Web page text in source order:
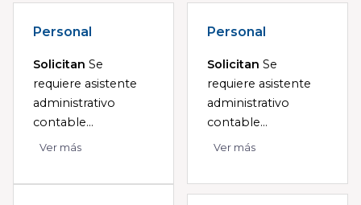
Personal
Solicitan Se
requiere asistente
administrativo
contable...
Ver más
Personal
Solicitan Se
requiere asistente
administrativo
contable...
Ver más